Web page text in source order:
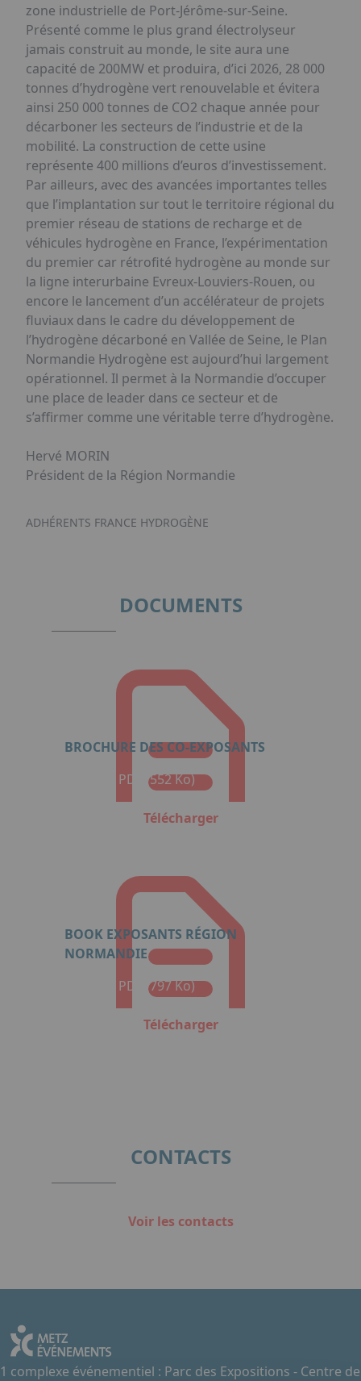
zone industrielle de Port-Jérôme-sur-Seine.
Présenté comme le plus grand électrolyseur
jamais construit au monde, le site aura une
capacité de 200MW et produira, d’ici 2026, 28 000
tonnes d’hydrogène vert renouvelable et évitera
ainsi 250 000 tonnes de CO2 chaque année pour
décarboner les secteurs de l’industrie et de la
mobilité. La construction de cette usine
représente 400 millions d’euros d’investissement.
Par ailleurs, avec des avancées importantes telles
que l’implantation sur tout le territoire régional du
premier réseau de stations de recharge et de
véhicules hydrogène en France, l’expérimentation
du premier car rétrofité hydrogène au monde sur
la ligne interurbaine Evreux-Louviers-Rouen, ou
encore le lancement d’un accélérateur de projets
fluviaux dans le cadre du développement de
l’hydrogène décarboné en Vallée de Seine, le Plan
Normandie Hydrogène est aujourd’hui largement
opérationnel. Il permet à la Normandie d’occuper
une place de leader dans ce secteur et de
s’affirmer comme une véritable terre d’hydrogène.
Hervé MORIN
Président de la Région Normandie
ADHÉRENTS FRANCE HYDROGÈNE
DOCUMENTS
BROCHURE DES CO-EXPOSANTS
Format : PDF (552 Ko)
Télécharger
BOOK EXPOSANTS RÉGION
NORMANDIE
Format : PDF (797 Ko)
Télécharger
CONTACTS
Voir les contacts
1 complexe événementiel : Parc des Expositions - Centre de